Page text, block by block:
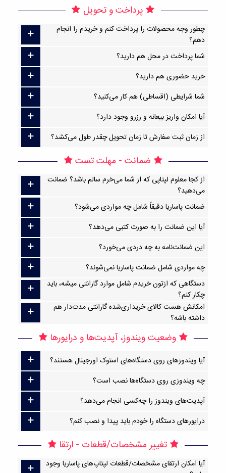
پرداخت و تحویل
چطور وجه محصولات را پرداخت کنم و خریدم را انجام
دهم؟
شما پرداخت در محل هم دارید؟
خرید حضوری هم دارید؟
شما شرایطی (اقساطی) هم کار می‌کنید؟
آیا امکان واریز بیعانه و رزرو وجود دارد؟
از زمان ثبت سفارش تا زمان تحویل چقدر طول می‌کشد؟
ضمانت - مهلت تست
از کجا معلوم لپتاپی که از شما می‌خرم سالم باشد؟ ضمانت
می‌دهید؟
ضمانت پاساریا دقیقاً شامل چه مواردی می‌شود؟
آیا این ضمانت را به صورت کتبی می‌دهد؟
این ضمانت‌نامه به چه دردی می‌خورد؟
چه مواردی شامل ضمانت پاساریا نمی‌شوند؟
دستگاهی که ازتون خریدم شامل موارد گارانتی میشه، باید
چکار کنم؟
امکانش هست کالای خریداری‌شده گارانتی مدت‌دار هم
داشته باشه؟
وضعیت ویندوز، آپدیت‌ها و درایورها
آیا ویندوزهای روی دستگاه‌های استوک اورجینال هستند؟
چه ویندوزی روی دستگاه‌ها نصب است؟
آپدیت‌های ویندوز را چه‌کسی انجام می‌دهد؟
درایورهای دستگاه را خودم باید پیدا و نصب کنم؟
تغییر مشخصات/قطعات - ارتقا
آیا امکان ارتقا‌ی مشخصات/قطعات لپتاپ‌های پاساریا وجود